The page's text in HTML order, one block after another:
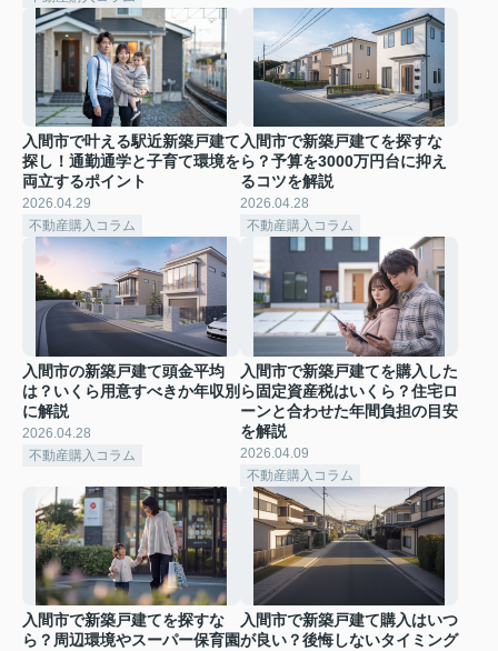
入間市で叶える駅近新築戸建て
探し！通勤通学と子育て環境を
両立するポイント
2026.04.29
不動産購入コラム
入間市で新築戸建てを探すな
ら？予算を3000万円台に抑え
るコツを解説
2026.04.28
不動産購入コラム
入間市の新築戸建て頭金平均
は？いくら用意すべきか年収別
に解説
2026.04.28
不動産購入コラム
入間市で新築戸建てを購入した
ら固定資産税はいくら？住宅ロ
ーンと合わせた年間負担の目安
を解説
2026.04.09
不動産購入コラム
入間市で新築戸建てを探すな
ら？周辺環境やスーパー保育園
入間市で新築戸建て購入はいつ
が良い？後悔しないタイミング